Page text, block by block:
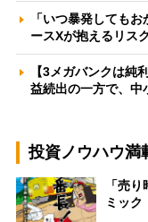
「いつ暴発しても
ースXが抱えるリス
【3メガバンクは純
益続出の一方で、
投資ノウハウ満
「売
ミック